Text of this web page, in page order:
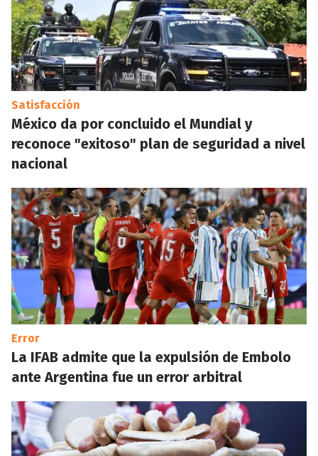
Satisfacción
México da por concluido el Mundial y
reconoce "exitoso" plan de seguridad a nivel
nacional
Error
La IFAB admite que la expulsión de Embolo
ante Argentina fue un error arbitral